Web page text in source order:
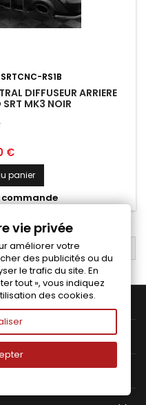
RS1B
DIFFUSEUR ARRIERE
MK3 NOIR
€
panier
RETOUR EN HAUT


vie privée
améliorer votre
des publicités ou du
le trafic du site. En
tout », vous indiquez
des cookies.